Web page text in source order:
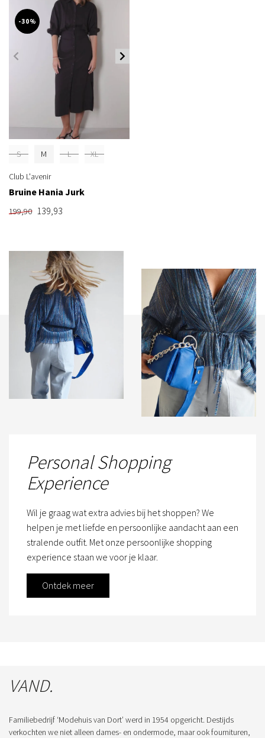
-30%
S M L XL
Club L'avenir
Bruine Hania Jurk
199,90 139,93
Personal Shopping
Experience
Wil je graag wat extra advies bij het shoppen? We
helpen je met liefde en persoonlijke aandacht aan een
stralende outfit. Met onze persoonlijke shopping
experience staan we voor je klaar.
Ontdek meer
VAND.
Familiebedrijf ‘Modehuis van Dort’ werd in 1954 opgericht. Destijds
verkochten we niet alleen dames- en ondermode, maar ook fournituren,